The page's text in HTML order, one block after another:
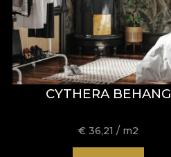
CYTHERA BEHANG
€ 36,21 / m2